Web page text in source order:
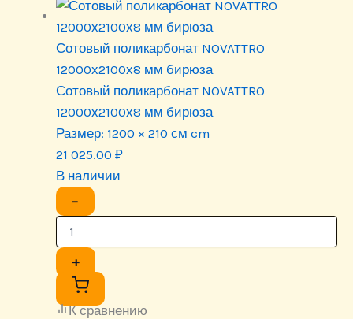
Сотовый поликарбонат NOVATTRO
12000х2100х8 мм бирюза
Сотовый поликарбонат NOVATTRO
12000х2100х8 мм бирюза
Размер: 1200 × 210 см cm
21 025.00 ₽
В наличии
−
+
К сравнению